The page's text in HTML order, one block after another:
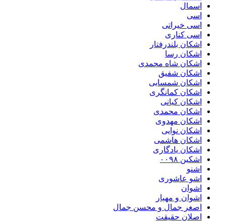
اسمال
اسی
اسی خیراتی
اسی کناری
اشکان بلندرفتار
اشکان رسا
اشکان شاه محمدی
اشکان شفیق
اشکان شمسایی
اشکان‌ کمانگری
اشکان کیانی
اشکان محمدی
اشکان مهدوی
اشکان نوایی
اشکان هاشمی
اشکان یادگاری
اشکین ۰۰۹۸
اشنو
اشو عاشوری
اشوان
اشوان و مهیار
اصغر جمال و محسن جمال
اصلان حقیقت